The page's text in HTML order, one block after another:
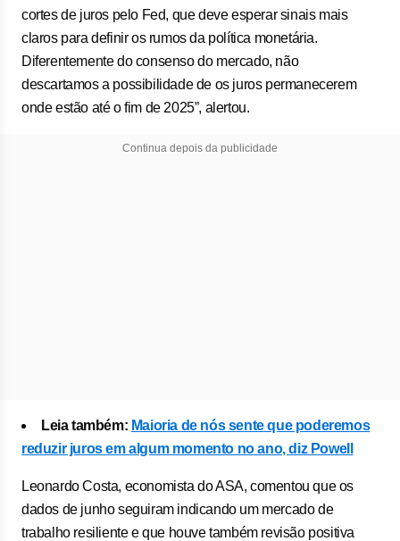
cortes de juros pelo Fed, que deve esperar sinais mais
claros para definir os rumos da política monetária.
Diferentemente do consenso do mercado, não
descartamos a possibilidade de os juros permanecerem
onde estão até o fim de 2025”, alertou.
Continua depois da publicidade
Leia também: Maioria de nós sente que poderemos
reduzir juros em algum momento no ano, diz Powell
Leonardo Costa, economista do ASA, comentou que os
dados de junho seguiram indicando um mercado de
trabalho resiliente e que houve também revisão positiva